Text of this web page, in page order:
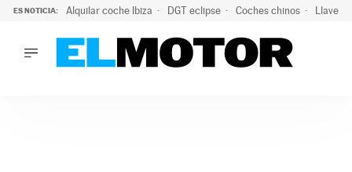
ES NOTICIA: Alquilar coche Ibiza DGT eclipse Coches chinos Llaves